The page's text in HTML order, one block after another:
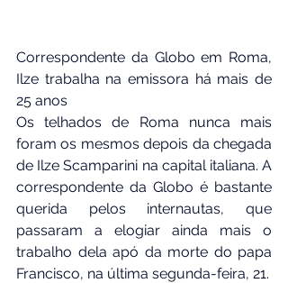
Correspondente da Globo em Roma,
Ilze trabalha na emissora há mais de
25 anos
Os telhados de Roma nunca mais
foram os mesmos depois da chegada
de Ilze Scamparini na capital italiana. A
correspondente da Globo é bastante
querida pelos internautas, que
passaram a elogiar ainda mais o
trabalho dela apó da morte do papa
Francisco, na última segunda-feira, 21.